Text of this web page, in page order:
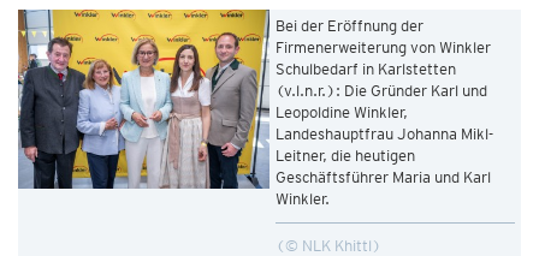
Bei der Eröffnung der
Firmenerweiterung von Winkler
Schulbedarf in Karlstetten
(v.l.n.r.): Die Gründer Karl und
Leopoldine Winkler,
Landeshauptfrau Johanna Mikl-
Leitner, die heutigen
Geschäftsführer Maria und Karl
Winkler.
© NLK Khittl